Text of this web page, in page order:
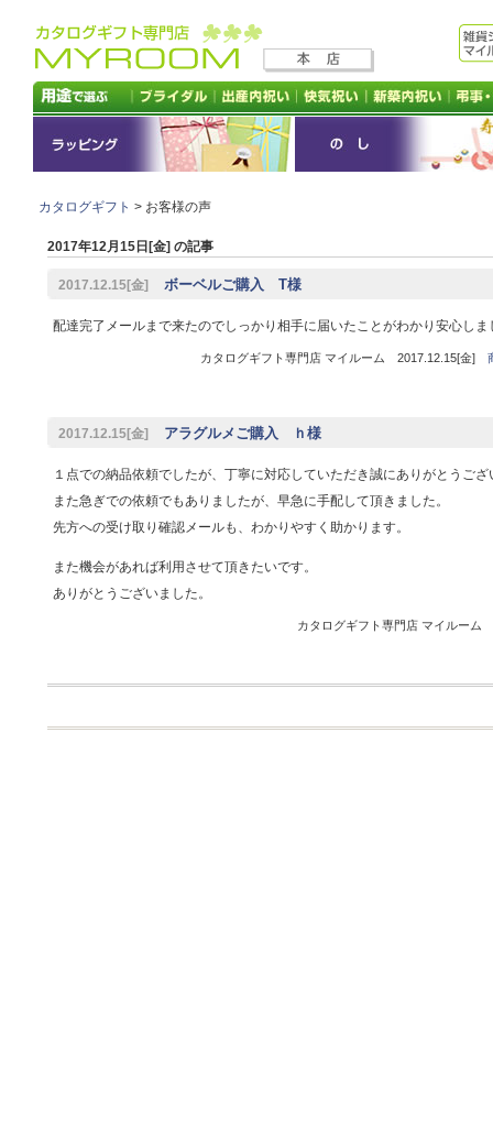
カタログギフト > お客様の声
2017年12月15日[金] の記事
2017.12.15[金] ボーベルご購入 T様
配達完了メールまで来たのでしっかり相手に届いたことがわかり安心しま
カタログギフト専門店 マイルーム 2017.12.15[金]
2017.12.15[金] アラグルメご購入 ｈ様
１点での納品依頼でしたが、丁寧に対応していただき誠にありがとうござ
また急ぎでの依頼でもありましたが、早急に手配して頂きました。
先方への受け取り確認メールも、わかりやすく助かります。
また機会があれば利用させて頂きたいです。
ありがとうございました。
カタログギフト専門店 マイルー